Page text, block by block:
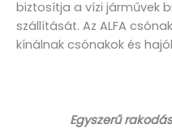
biztosítja a vízi járművek
szállítását. Az ALFA
kínálnak csónakok és
Egyszerű